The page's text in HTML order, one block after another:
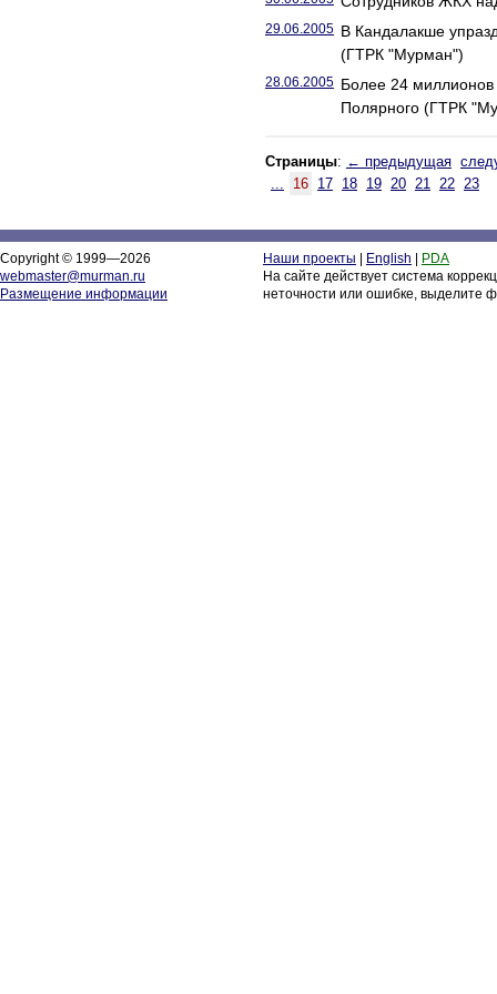
29.06.2005 В Кандалакше
(ГТРК "Мурман")
28.06.2005 Более 24 миллионов
Полярного (ГТРК
Страницы: ← предыдущая
...
16 17 18 19 20 21 22 23
Copyright © 1999—2026
webmaster@murman.ru
Размещение информации
Наши проекты English
PDA
На сайте действует система
неточности или ошибке, выделите